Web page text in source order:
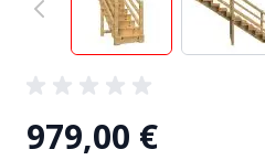
979,00 €